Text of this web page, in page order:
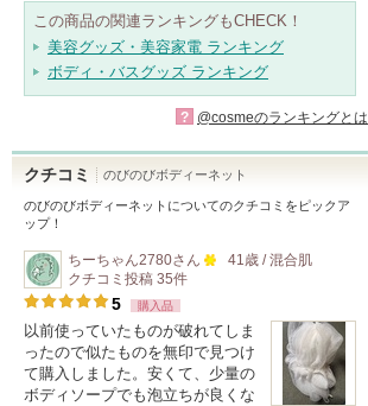
この商品の関連ランキングもCHECK！
美容グッズ・美容家電 ランキング
ボディ・バスグッズ ランキング
? @cosmeのランキングとは
クチコミ のびのびボディーネット
のびのびボディーネット についてのクチコミをピックア
ップ！
ちーちゃん2780さん
以
上
の
41歳 / 混合肌
クチコミ投稿 35件
5 購入品
以前使っていたものが破れてしま
ったので似たものを無印で見つけ
て購入しました。安くて、少量の
ボディソープでも泡立ちが良くな